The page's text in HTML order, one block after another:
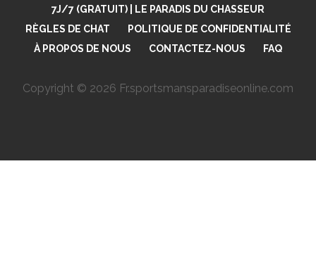
7J/7 (GRATUIT) | LE PARADIS DU CHASSEUR
RÈGLES DE CHAT
POLITIQUE DE CONFIDENTIALITÉ
À PROPOS DE NOUS
CONTACTEZ-NOUS FAQ
Copyright © 2026 Fr.sportsmansparadiseonline.com